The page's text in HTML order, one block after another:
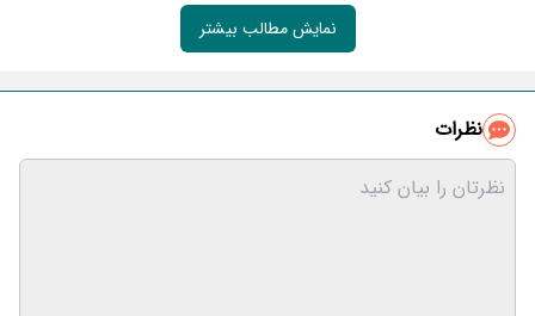
نمایش مطالب بیشتر
نظرات